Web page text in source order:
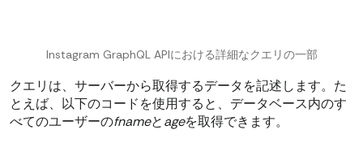
Instagram GraphQL APIにおける詳細なクエリの一部
クエリは、サーバーから取得するデータを記述します。た
とえば、以下のコードを使用すると、データベース内のす
べてのユーザーのfnameとageを取得できます。